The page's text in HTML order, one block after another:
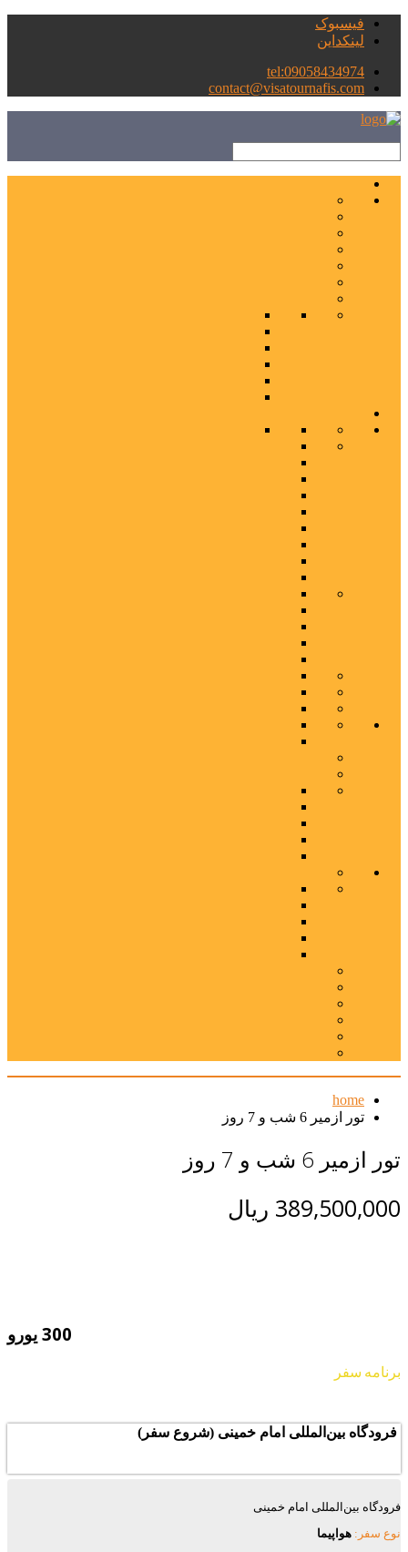
فیسبوک
لینکداین
tel:09058434974
contact@visatournafis.com
home
تور ازمیر 6 شب و 7 روز
تور ازمیر 6 شب و 7 روز
389,500,000 ریال
300 یورو
برنامه سفر
فرودگاه بین‌المللی امام خمینی (شروع سفر)
فرودگاه بین‌المللی امام خمینی
نوع سفر: هواپیما